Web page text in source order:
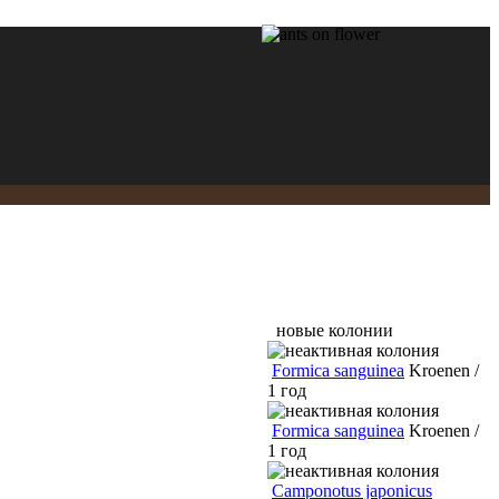
новые колонии
Formica sanguinea Kroenen /
1 год
Formica sanguinea Kroenen /
1 год
Camponotus japonicus